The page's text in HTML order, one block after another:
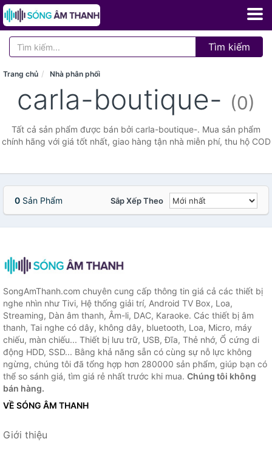
Tìm kiếm
Trang chủ Nhà phân phối
carla-boutique- (0)
Tất cả sản phẩm được bán bởi carla-boutique-. Mua sản phẩm
chính hãng với giá tốt nhất, giao hàng tận nhà miễn phí, thu hộ COD
0 Sản Phẩm Sắp Xếp Theo
SongAmThanh.com chuyên cung cấp thông tin giá cả các thiết bị
nghe nhìn như Tivi, Hệ thống giải trí, Android TV Box, Loa,
Streaming, Dàn âm thanh, Âm-li, DAC, Karaoke. Các thiết bị âm
thanh, Tai nghe có dây, không dây, bluetooth, Loa, Micro, máy
chiếu, màn chiếu... Thiết bị lưu trữ, USB, Đĩa, Thẻ nhớ, Ổ cứng di
động HDD, SSD... Bằng khả năng sẵn có cùng sự nỗ lực không
ngừng, chúng tôi đã tổng hợp hơn 280000 sản phẩm, giúp bạn có
thể so sánh giá, tìm giá rẻ nhất trước khi mua. Chúng tôi không
bán hàng.
VỀ SÓNG ÂM THANH
Giới thiệu